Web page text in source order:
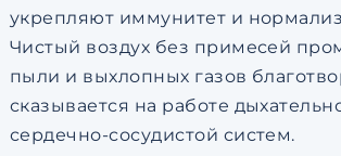
укрепляют иммунитет и
Чистый воздух без примесей
пыли и выхлопных газов
сказывается на работе
сердечно-сосудистой систем.